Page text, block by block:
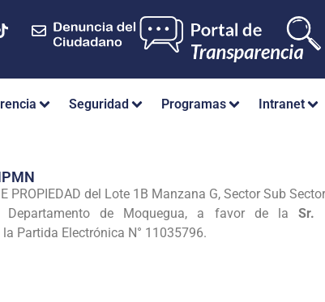
Seguridad Programas Intranet
PROPIEDAD del Lote 1B Manzana G, Sector Sub
Departamento de Moquegua, a favor de laSr.
Partida Electrónica N° 11035796.